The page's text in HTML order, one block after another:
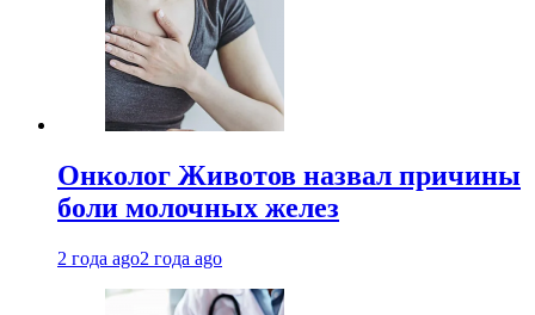
Онколог Животов назвал причины
боли молочных желез
2 года ago2 года ago